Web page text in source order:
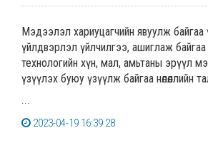
Мэдээлэл хариуцагчийн явуулж байгаа
үйлдвэрлэл үйлчилгээ, ашиглаж байгаа
технологийн хүн, мал, амьтаны эрүүл
үзүүлэх буюу үзүүлж байгаа нөлөөллийн
...
2023-04-19 16:39:28